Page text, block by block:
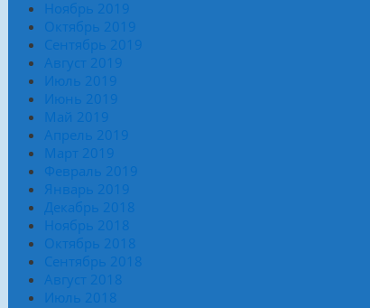
Ноябрь 2019
Октябрь 2019
Сентябрь 2019
Август 2019
Июль 2019
Июнь 2019
Май 2019
Апрель 2019
Март 2019
Февраль 2019
Январь 2019
Декабрь 2018
Ноябрь 2018
Октябрь 2018
Сентябрь 2018
Август 2018
Июль 2018